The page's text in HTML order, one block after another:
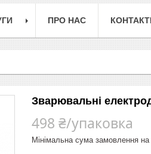
ПРО НАС
Зварювальні
498 ₴/упаковка
Мінімальна сума замовлення